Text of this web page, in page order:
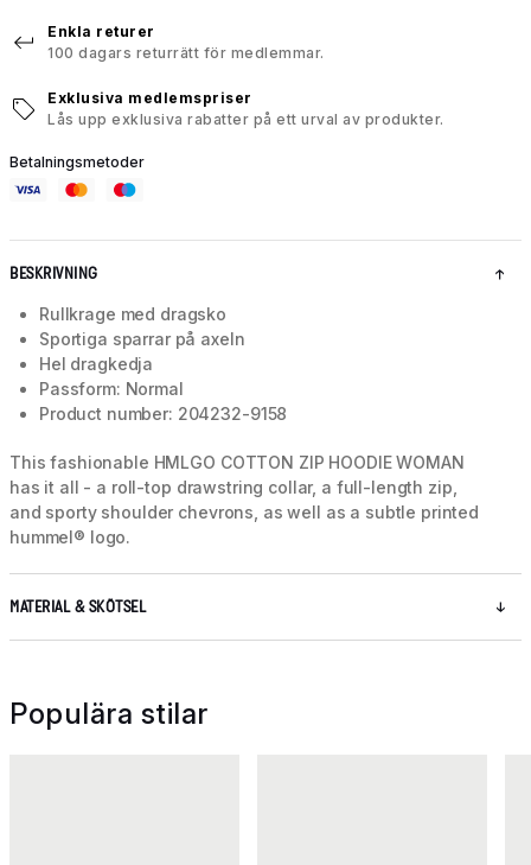
Enkla returer
100 dagars returrätt för medlemmar.
Exklusiva medlemspriser
Lås upp exklusiva rabatter på ett urval av produkter.
Betalningsmetoder
BESKRIVNING
Rullkrage med dragsko
Sportiga sparrar på axeln
Hel dragkedja
Passform: Normal
Product number: 204232-9158
This fashionable HMLGO COTTON ZIP HOODIE WOMAN
has it all - a roll-top drawstring collar, a full-length zip,
and sporty shoulder chevrons, as well as a subtle printed
hummel® logo.
MATERIAL & SKÖTSEL
Populära stilar